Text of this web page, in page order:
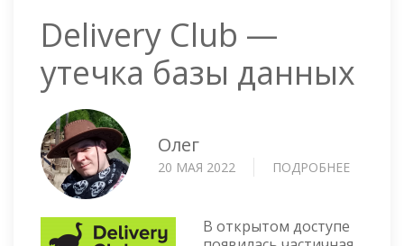
Delivery Club —
утечка базы данных
Олег
20 МАЯ 2022 ПОДРОБНЕЕ
УТЕЧКА
В открытом доступе